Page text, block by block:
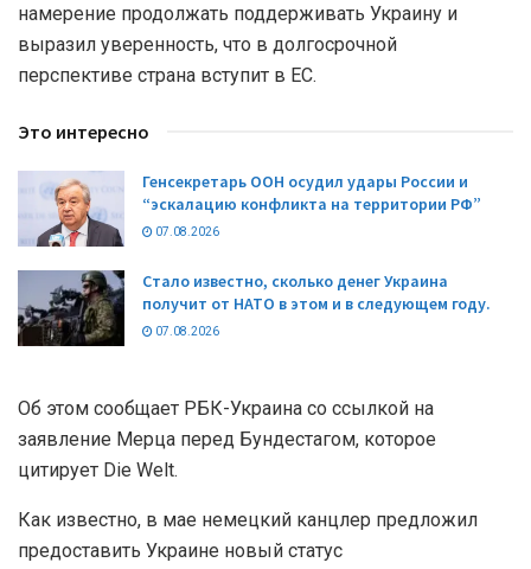
намерение продолжать поддерживать Украину и
выразил уверенность, что в долгосрочной
перспективе страна вступит в ЕС.
Это интересно
Генсекретарь ООН осудил удары России и
“эскалацию конфликта на территории РФ”
07.08.2026
Стало известно, сколько денег Украина
получит от НАТО в этом и в следующем году.
07.08.2026
Об этом сообщает РБК-Украина со ссылкой на
заявление Мерца перед Бундестагом, которое
цитирует Die Welt.
Как известно, в мае немецкий канцлер предложил
предоставить Украине новый статус